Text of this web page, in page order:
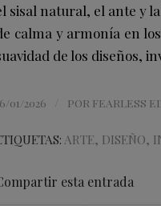
sisal natural, el ante y
calma y armonía en
de los diseños,
01/2026 POR FEARLESS
ARTE, DISEÑO,
esta entrada